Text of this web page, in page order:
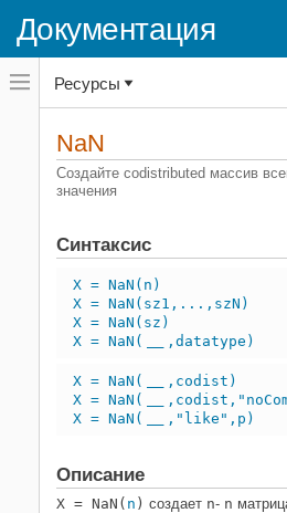
Документация
Переключатель
навигационного
меню
переключатель
навигационного
Parallel Computing Toolbox
Обработка Больших данных
НА ЭТОЙ СТРАНИЦЕ
Синтаксис
Описание
Входные параметры
Смотрите также
Ресурсы
NaN
Создайте codistributed массив
значения
Синтаксис
X = NaN(n)
X = NaN(sz1,...,szN)
X = NaN(sz)
X = NaN(
,datatype)
X = NaN(
,codist)
X = NaN(
X = NaN(
,"like",p)
Описание
X = NaN( n ) создает n- n